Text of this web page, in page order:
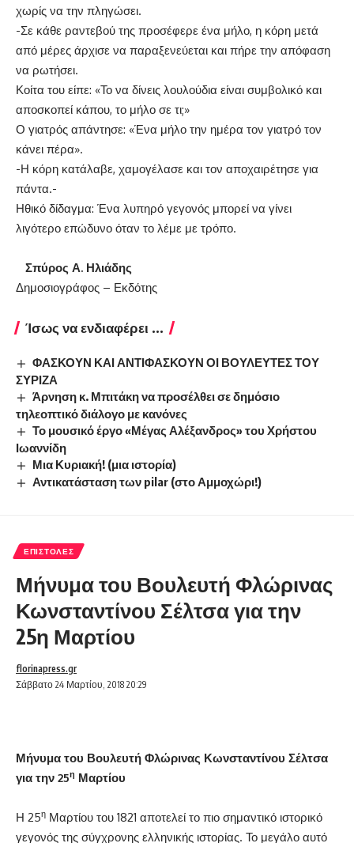
χωρίς να την πληγώσει.
-Σε κάθε ραντεβού της προσέφερε ένα μήλο, η κόρη μετά
από μέρες άρχισε να παραξενεύεται και πήρε την απόφαση
να ρωτήσει.
Κοίτα του είπε: «Το να δίνεις λουλούδια είναι συμβολικό και
αποσκοπεί κάπου, το μήλο σε τι;»
Ο γιατρός απάντησε: «Ένα μήλο την ημέρα τον γιατρό τον
κάνει πέρα».
-Η κόρη κατάλαβε, χαμογέλασε και τον αποχαιρέτησε για
πάντα.-
Ηθικό δίδαγμα: Ένα λυπηρό γεγονός μπορεί να γίνει
λιγότερο επώδυνο όταν το λέμε με τρόπο.
Σπύρος Α. Ηλιάδης
Δημοσιογράφος – Εκδότης
Ίσως να ενδιαφέρει ...
ΦΑΣΚΟΥΝ ΚΑΙ ΑΝΤΙΦΑΣΚΟΥΝ ΟΙ ΒΟΥΛΕΥΤΕΣ ΤΟΥ
ΣΥΡΙΖΑ
Άρνηση κ. Μπιτάκη να προσέλθει σε δημόσιο
τηλεοπτικό διάλογο με κανόνες
Το μουσικό έργο «Μέγας Αλέξανδρος» του Χρήστου
Ιωαννίδη
Μια Κυριακή! (μια ιστορία)
Αντικατάσταση των pilar (στο Αμμοχώρι!)
ΕΠΙΣΤΟΛΈΣ
Μήνυμα του Βουλευτή Φλώρινας
Κωνσταντίνου Σέλτσα για την
25η Μαρτίου
Σάββατο 24 Μαρτίου, 2018 20:29
florinapress.gr
Μήνυμα του Βουλευτή Φλώρινας Κωνσταντίνου Σέλτσα
για την 25η Μαρτίου
Η 25η Μαρτίου του 1821 αποτελεί το πιο σημαντικό ιστορικό
γεγονός της σύγχρονης ελληνικής ιστορίας. Το μεγάλο αυτό